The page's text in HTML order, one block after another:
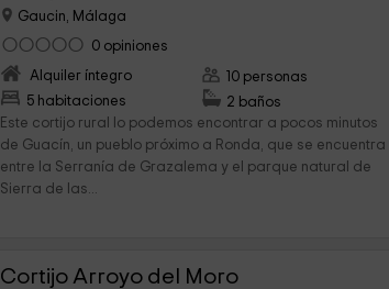
Gaucin, Málaga
0 opiniones
Alquiler íntegro
5 habitaciones
10 personas
2 baños
Este cortijo rural lo podemos encontrar a pocos minutos
de Guacín, un pueblo próximo a Ronda, que se encuentra
entre la Serranía de Grazalema y el parque natural de
Sierra de las...
Cortijo Arroyo del Moro